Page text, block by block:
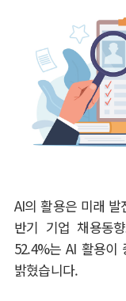
AI의 활용은 미래
반기 기업 채용동
52.4%는 AI 활용이
밝혔습니다.